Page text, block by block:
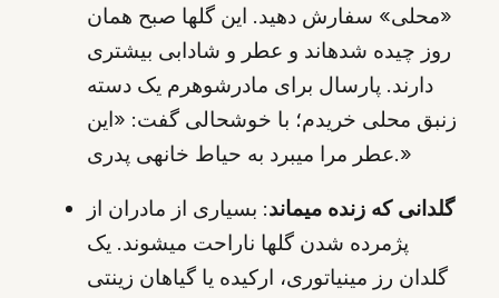
«محلی» سفارش دهید. این گلها صبح همان
روز چیده شدهاند و عطر و شادابی بیشتری
دارند. پارسال برای مادرشوهرم یک دسته
زنبق محلی خریدم؛ با خوشحالی گفت: «این
عطر مرا میبرد به حیاط خانهی پدری.»
گلدانی که زنده میماند: بسیاری از مادران از
پژمرده شدن گلها ناراحت میشوند. یک
گلدان رز مینیاتوری، ارکیده یا گیاهان زینتی